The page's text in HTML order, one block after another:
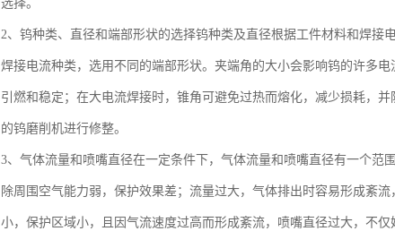
选择。
2、钨种类、直径和端部形状的选择钨种类及直径根据工件材料和焊
焊接电流种类，选用不同的端部形状。夹端角的大小会影响钨的许多
引燃和稳定；在大电流焊接时，锥角可避免过热而熔化，减少损耗，
的钨磨削机进行修整。
3、气体流量和喷嘴直径在一定条件下，气体流量和喷嘴直径有一个
除周围空气能力弱，保护效果差；流量过大，气体排出时容易形成紊
小，保护区域小，且因气流速度过高而形成紊流，喷嘴直径过大，不